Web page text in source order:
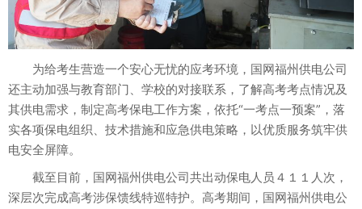
为给考生营造一个安心无忧的应考环境，国网福州供电公司
还主动加强与教育部门、学校的对接联系，了解高考考点情况及
其供电需求，制定高考保电工作方案，依托“一考点一预案”，落
实各项保电组织、技术措施和应急供电策略，以优质服务筑牢供
电安全屏障。
截至目前，国网福州供电公司共出动保电人员４１１人次，
深层次完成高考涉保馈线特巡特护。高考期间，国网福州供电公